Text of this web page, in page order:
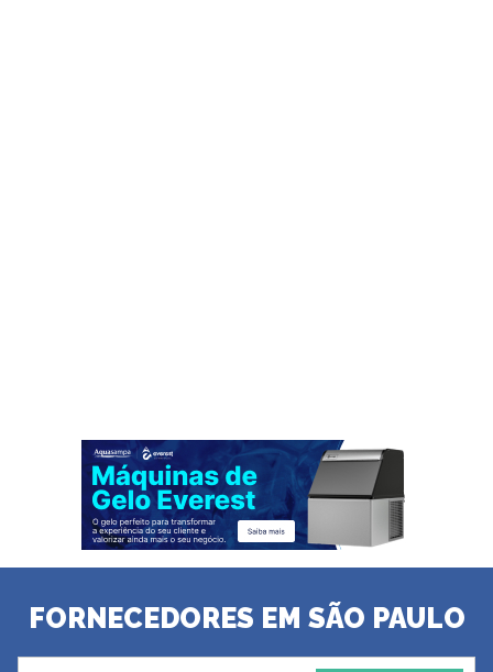
FORNECEDORES EM SÃO PAULO